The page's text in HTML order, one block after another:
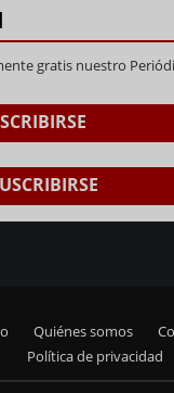
gratis nuestro
Quiénes somos
Política de privacidad